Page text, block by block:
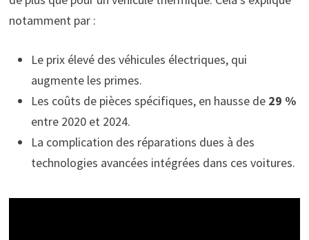
notamment par :
Le prix élevé des véhicules électriques, qui
augmente les primes.
Les coûts de pièces spécifiques, en hausse de 29 %
entre 2020 et 2024.
La complication des réparations dues à des
technologies avancées intégrées dans ces voitures.